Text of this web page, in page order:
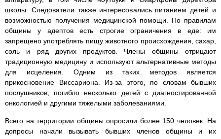
школы. Следователи также интересовались питанием детей и
возможностью получения медицинской помощи. По правилам
общины у адептов есть строгие ограничения в еде: им
запрещено употреблять пищу животного происхождения, сахар,
соль и ряд других продуктов. Члены общины отрицают
традиционную медицину и используют альтернативные методы
для исцеления. Одним из таких методов является
прикосновение Виссариона. Из-за этого, по словам бывших
послушников, погибло несколько детей с диагностированной
онкологией и другими тяжелыми заболеваниями.
Всего на территории общины опросили более 150 человек. На
допросы начали вызывать бывших членов общины и их